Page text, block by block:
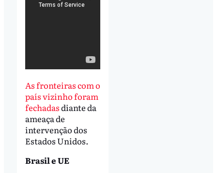
As fronteiras com o
país vizinho foram
fechadasdiante da
ameaça de
intervenção dos
Estados Unidos.
Brasil e UE